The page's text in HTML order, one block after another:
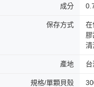
成分
保存方式
在
清
產地
規格/單顆貝殼